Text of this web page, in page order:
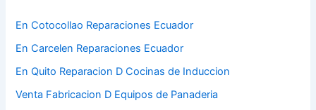
En Cotocollao Reparaciones Ecuador
En Carcelen Reparaciones Ecuador
En Quito Reparacion D Cocinas de Induccion
Venta Fabricacion D Equipos de Panaderia